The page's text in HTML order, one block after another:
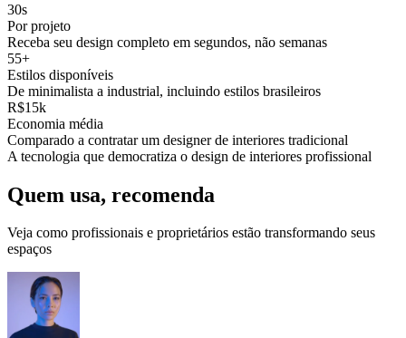
30s
Por projeto
Receba seu design completo em segundos, não semanas
55+
Estilos disponíveis
De minimalista a industrial, incluindo estilos brasileiros
R$15k
Economia média
Comparado a contratar um designer de interiores tradicional
A tecnologia que democratiza o design de interiores profissional
Quem usa, recomenda
Veja como profissionais e proprietários estão transformando seus
espaços